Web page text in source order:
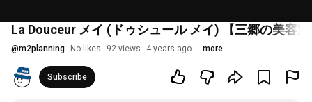
La Douceur メイ (ドゥシュール メイ) 【三郷の美容
@m2planning No likes 92 views 4 years ago more
Subscribe